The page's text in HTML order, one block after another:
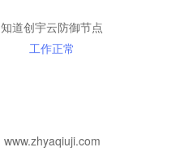
知道创宇云防御节点
工作正常
www.zhyaqiuji.com